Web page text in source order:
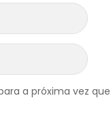
a próxima vez